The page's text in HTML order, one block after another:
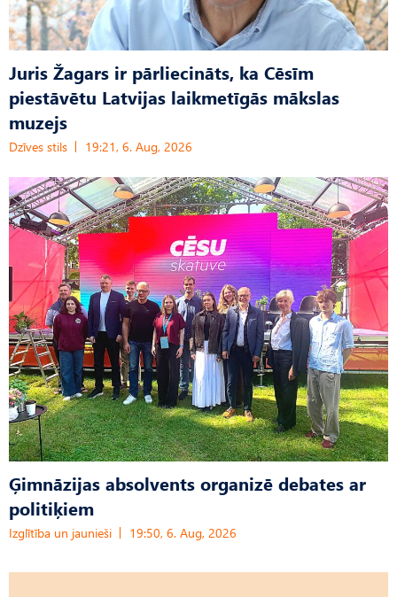
Juris Žagars ir pārliecināts, ka Cēsīm
piestāvētu Latvijas laikmetīgās mākslas
muzejs
Dzīves stils 19:21, 6. Aug, 2026
Ģimnāzijas absolvents organizē debates ar
politiķiem
Izglītība un jaunieši 19:50, 6. Aug, 2026